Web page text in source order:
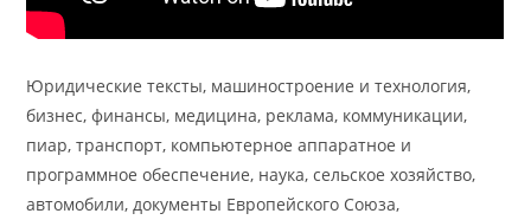
Юридические тексты, машиностроение и технология,
бизнес, финансы, медицина, реклама, коммуникации,
пиар, транспорт, компьютерное аппаратное и
программное обеспечение, наука, сельское хозяйство,
автомобили, документы Европейского Союза,